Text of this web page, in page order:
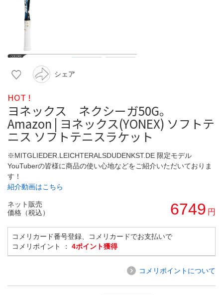
シェア
HOT !
ヨネックス ネクシーガ50G。
Amazon | ヨネックス(YONEX) ソフトテ
ニス ソフトテニスラケット
※MITGLIEDER.LEICHTERALSDUDENKST.DE 限定モデル
YouTuberの皆様に商品の使い心地などをご紹介いただいておりま
す！
紹介動画はこちら
ネット販売
価格（税込）
6749 円
コメリカード番号登録、コメリカードでお支払いで
コメリポイント ： 4ポイント獲得
コメリポイントについて